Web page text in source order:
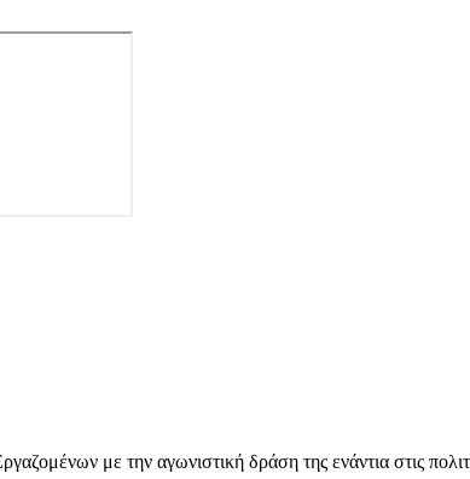
με την αγωνιστική δράση της ενάντια στις